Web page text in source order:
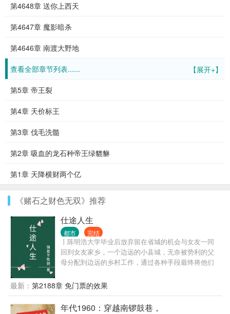
第4648章 送你上西天
第4647章 魔影暗杀
第4646章 南渡大野地
【展开+】
查看全部章节列表......
第5章 帝王裂
第4章 天价标王
第3章 伐毛洗髓
第2章 吸血的龙石种帝王绿貔貅
第1章 天降横财两个亿
《赌石之财色无双》推荐
仕途人生
都市 完结
丨陈明浩大学毕业后放弃留在省城的机会与女友一同
回到女友家乡，一个边远的小县城，无奈被势利的父
母分配到边远的乡村工作，通过各种手段最终将他们
在背景的支持和自己的努力之下，一路披荆斩棘，仕
途高歌，做到了封疆大吏，实现了他仕途之初许下
的“当官不为民做主，不如回家卖红薯”的初心誓言。
最新： 第2188章 免门票的效果
年代1960：穿越南锣鼓巷，